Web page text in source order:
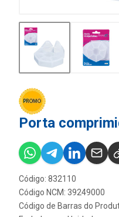
Porta
Código: 832110
Código NCM: 39249000
Código de Barras do